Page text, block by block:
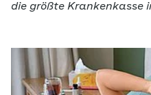
die größte Krankenkasse